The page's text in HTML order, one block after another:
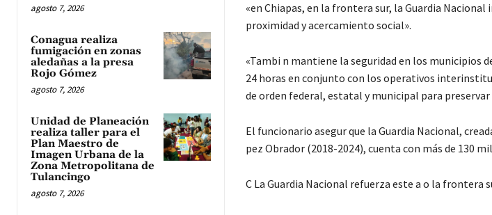
agosto 7, 2026
Conagua realiza
fumigación en zonas
aledañas a la presa
Rojo Gómez
agosto 7, 2026
Unidad de Planeación
realiza taller para el
Plan Maestro de
Imagen Urbana de la
Zona Metropolitana de
Tulancingo
agosto 7, 2026
«en Chiapas, en la frontera sur, la Guardia Nacional
proximidad y acercamiento social».
«Tambi n mantiene la seguridad en los municipios
24 horas en conjunto con los operativos
de orden federal, estatal y municipal para
El funcionario asegur que la Guardia Nacional,
pez Obrador (2018-2024), cuenta con más de 130
C La Guardia Nacional refuerza este a o la frontera